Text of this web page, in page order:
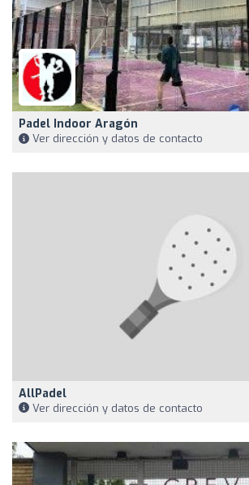
Padel Indoor Aragón
Ver dirección y datos de contacto
AllPadel
Ver dirección y datos de contacto